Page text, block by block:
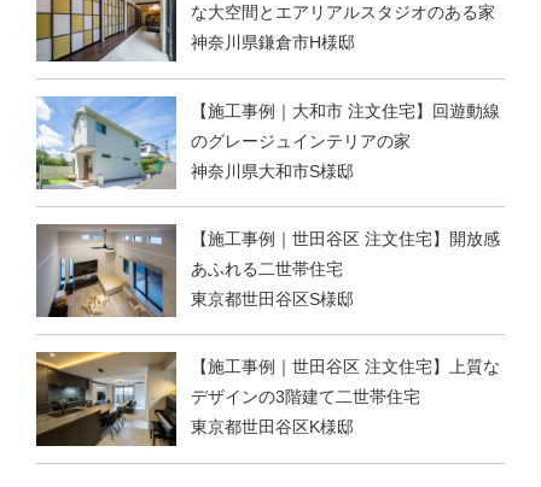
な大空間とエアリアルスタジオのある家
神奈川県鎌倉市H様邸
【施工事例｜大和市 注文住宅】回遊動線
のグレージュインテリアの家
神奈川県大和市S様邸
【施工事例｜世田谷区 注文住宅】開放感
あふれる二世帯住宅
東京都世田谷区S様邸
【施工事例｜世田谷区 注文住宅】上質な
デザインの3階建て二世帯住宅
東京都世田谷区K様邸